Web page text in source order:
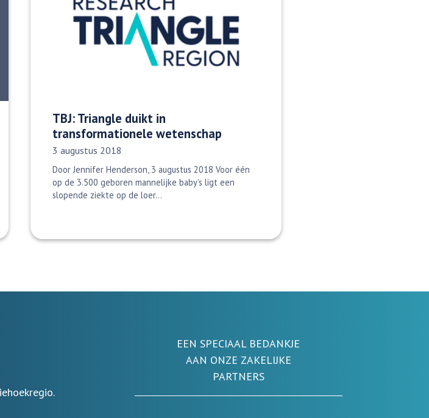
TBJ: Triangle duikt in
transformationele wetenschap
Datum gepubliceerd:
3 augustus 2018
Door Jennifer Henderson, 3 augustus 2018 Voor één
op de 3.500 geboren mannelijke baby's ligt een
slopende ziekte op de loer...
EEN SPECIAAL BEDANKJE
AAN ONZE ZAKELIJKE
PARTNERS